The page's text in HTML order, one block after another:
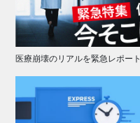
医療崩壊のリアルを緊急レポート